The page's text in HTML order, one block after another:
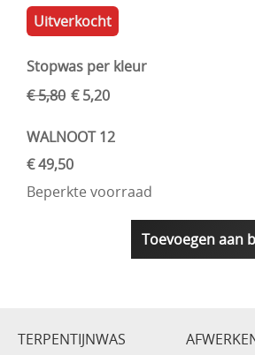
Uitverkocht
Stopwas per kleur
€ 5,80 € 5,20
WALNOOT 12
€ 49,50
Beperkte voorraad
Toevoegen aan
TERPENTIJNWAS